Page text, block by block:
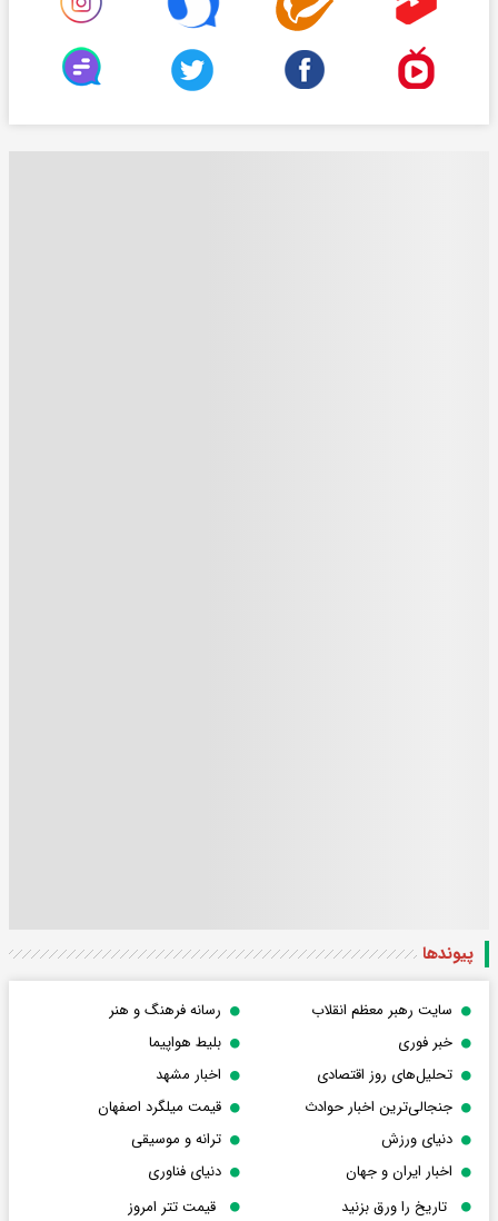
پیوندها
سایت رهبر معظم انقلاب
رسانه فرهنگ و هنر
خبر فوری
بلیط هواپیما
تحلیل‌های روز اقتصادی
اخبار مشهد
جنجالی‌ترین اخبار حوادث
قیمت میلگرد اصفهان
دنیای ورزش
ترانه و موسیقی
اخبار ایران و جهان
دنیای فناوری
تاریخ را ورق بزنید
قیمت تتر امروز